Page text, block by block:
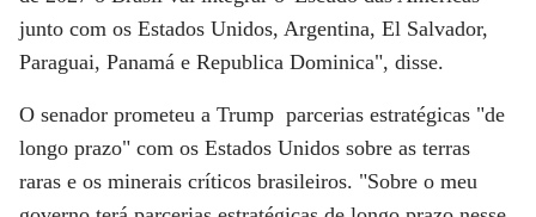
junto com os Estados Unidos, Argentina, El Salvador,
Paraguai, Panamá e Republica Dominica", disse.
O senador prometeu a Trump parcerias estratégicas "de
longo prazo" com os Estados Unidos sobre as terras
raras e os minerais críticos brasileiros. "Sobre o meu